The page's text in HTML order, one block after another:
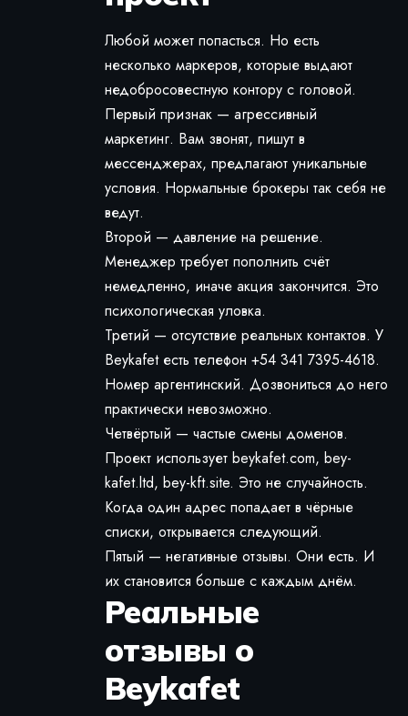
Любой может попасться. Но есть
несколько маркеров, которые выдают
недобросовестную контору с головой.
Первый признак — агрессивный
маркетинг. Вам звонят, пишут в
мессенджерах, предлагают уникальные
условия. Нормальные брокеры так себя не
ведут.
Второй — давление на решение.
Менеджер требует пополнить счёт
немедленно, иначе акция закончится. Это
психологическая уловка.
Третий — отсутствие реальных контактов. У
Beykafet есть телефон +54 341 7395-4618.
Номер аргентинский. Дозвониться до него
практически невозможно.
Четвёртый — частые смены доменов.
Проект использует beykafet.com, bey-
kafet.ltd, bey-kft.site. Это не случайность.
Когда один адрес попадает в чёрные
списки, открывается следующий.
Пятый — негативные отзывы. Они есть. И
их становится больше с каждым днём.
Реальные
отзывы о
Beykafet